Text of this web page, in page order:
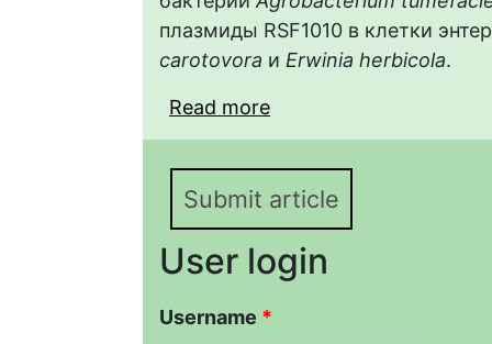
плазмиды RSF1010 в клетки
carotovora и Erwinia herbicola.
Read more
между
Submit article
User login
Username *